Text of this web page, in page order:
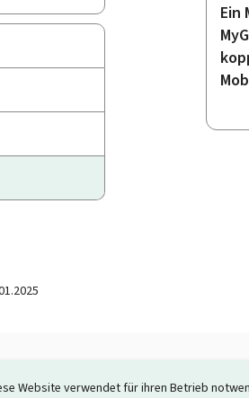
Website verwendet für ihren Betrieb
Ein